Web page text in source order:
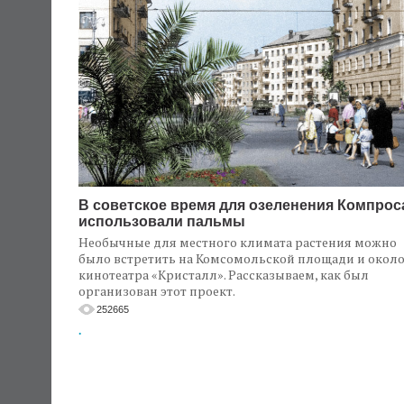
В советское время для озеленения
использовали пальмы
Необычные для местного климата растения можно
было встретить на Комсомольской площади и около
кинотеатра «Кристалл». Рассказываем, как был
организован этот проект.
252665
.